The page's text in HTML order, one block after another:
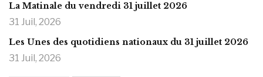
La Matinale du vendredi 31 juillet 2026
31 Juil, 2026
Les Unes des quotidiens nationaux du 31 juillet 2026
31 Juil, 2026